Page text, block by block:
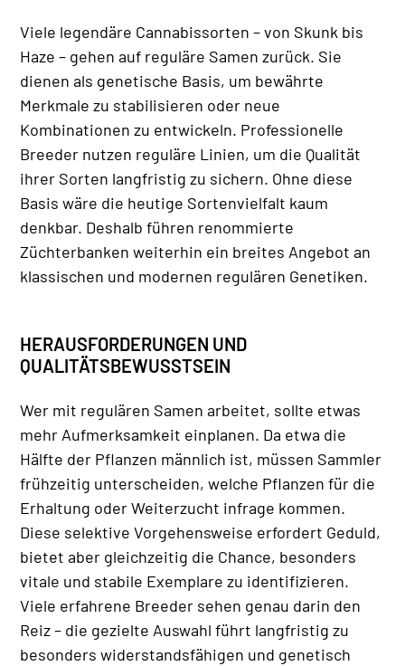
Viele legendäre Cannabissorten – von Skunk bis
Haze – gehen auf reguläre Samen zurück. Sie
dienen als genetische Basis, um bewährte
Merkmale zu stabilisieren oder neue
Kombinationen zu entwickeln. Professionelle
Breeder nutzen reguläre Linien, um die Qualität
ihrer Sorten langfristig zu sichern. Ohne diese
Basis wäre die heutige Sortenvielfalt kaum
denkbar. Deshalb führen renommierte
Züchterbanken weiterhin ein breites Angebot an
klassischen und modernen regulären Genetiken.
HERAUSFORDERUNGEN UND
QUALITÄTSBEWUSSTSEIN
Wer mit regulären Samen arbeitet, sollte etwas
mehr Aufmerksamkeit einplanen. Da etwa die
Hälfte der Pflanzen männlich ist, müssen Sammler
frühzeitig unterscheiden, welche Pflanzen für die
Erhaltung oder Weiterzucht infrage kommen.
Diese selektive Vorgehensweise erfordert Geduld,
bietet aber gleichzeitig die Chance, besonders
vitale und stabile Exemplare zu identifizieren.
Viele erfahrene Breeder sehen genau darin den
Reiz – die gezielte Auswahl führt langfristig zu
besonders widerstandsfähigen und genetisch